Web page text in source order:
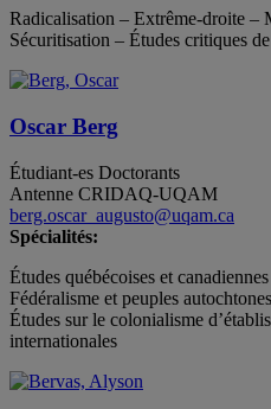
Radicalisation – Extrême-droite –
Sécuritisation – Études critiques
Oscar Berg
Étudiant-es Doctorants
Antenne CRIDAQ-UQAM
berg.oscar_augusto@uqam.ca
Spécialités:
Études québécoises et
Fédéralisme et peuples
Études sur le colonialisme
internationales